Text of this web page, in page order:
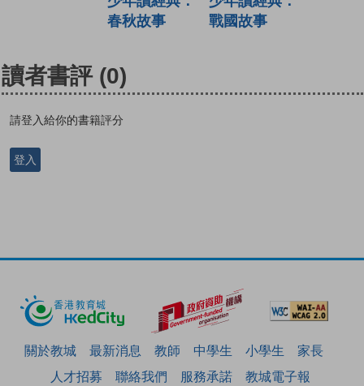
春秋故事
戰國故事
讀者書評 (0)
請登入給你的書籍評分
登入
關於教城 最新消息 教師 中學生 小學生
家長
人才招募
聯絡我們 服務承諾 教城電子報